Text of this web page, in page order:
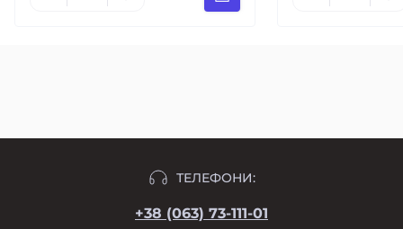
ТЕЛЕФОНИ:
+38 (063) 73-111-01